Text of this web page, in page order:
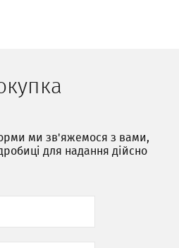
ми зв'яжемося з вами,
для надання дійсно